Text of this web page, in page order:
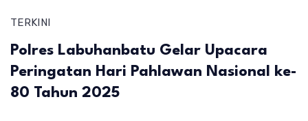
TERKINI
Polres Labuhanbatu Gelar Upacara
Peringatan Hari Pahlawan Nasional ke-
80 Tahun 2025